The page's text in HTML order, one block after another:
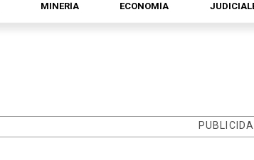
MINERÍA ECONOMÍA